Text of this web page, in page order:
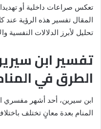
تعكس صراعات داخلية أو
المقال تفسير هذه الرؤية عند
تحليل لأبرز الدلالات النفسية
تفسير ابن
الطرق في
ابن سيرين، أحد أشهر مفسري
المنام بعدة معانٍ تختلف